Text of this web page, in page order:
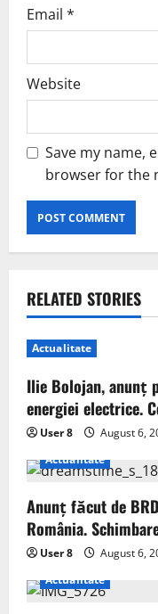
Email *
Website
Save my name,
browser for the
RELATED STORIES
Actualitate
Ilie Bolojan, anunț
energiei electrice.
User 8
August 6,
Actualitate
Anunț făcut de
România.
User 8
August 6,
Actualitate